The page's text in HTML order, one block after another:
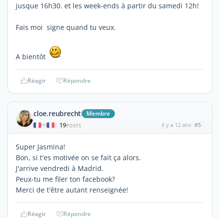
jusque 16h30. et les week-ends à partir du samedi 12h!
Fais moi signe quand tu veux.
A bientôt
Réagir Répondre
cloe.reubrecht Membre
| 19POSTS il y a 12 ans #5
Super Jasmina!
Bon, si t'es motivée on se fait ça alors.
J'arrive vendredi à Madrid.
Peux-tu me filer ton facebook?
Merci de t'être autant renseignée!
Réagir Répondre